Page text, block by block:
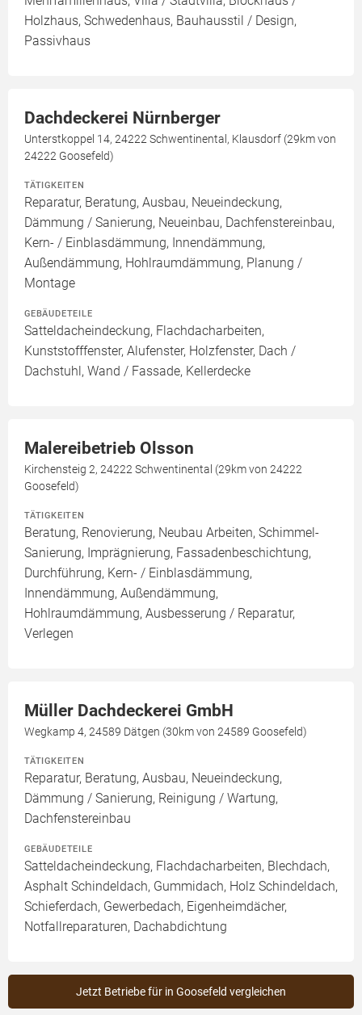
Holzhaus, Schwedenhaus, Bauhausstil / Design,
Passivhaus
Dachdeckerei Nürnberger
Unterstkoppel 14, 24222 Schwentinental, Klausdorf (29km von
24222 Goosefeld)
TÄTIGKEITEN
Reparatur, Beratung, Ausbau, Neueindeckung,
Dämmung / Sanierung, Neueinbau, Dachfenstereinbau,
Kern- / Einblasdämmung, Innendämmung,
Außendämmung, Hohlraumdämmung, Planung /
Montage
GEBÄUDETEILE
Satteldacheindeckung, Flachdacharbeiten,
Kunststofffenster, Alufenster, Holzfenster, Dach /
Dachstuhl, Wand / Fassade, Kellerdecke
Malereibetrieb Olsson
Kirchensteig 2, 24222 Schwentinental (29km von 24222
Goosefeld)
TÄTIGKEITEN
Beratung, Renovierung, Neubau Arbeiten, Schimmel-
Sanierung, Imprägnierung, Fassadenbeschichtung,
Durchführung, Kern- / Einblasdämmung,
Innendämmung, Außendämmung,
Hohlraumdämmung, Ausbesserung / Reparatur,
Verlegen
Müller Dachdeckerei GmbH
Wegkamp 4, 24589 Dätgen (30km von 24589 Goosefeld)
TÄTIGKEITEN
Reparatur, Beratung, Ausbau, Neueindeckung,
Dämmung / Sanierung, Reinigung / Wartung,
Dachfenstereinbau
GEBÄUDETEILE
Satteldacheindeckung, Flachdacharbeiten, Blechdach,
Asphalt Schindeldach, Gummidach, Holz Schindeldach,
Schieferdach, Gewerbedach, Eigenheimdächer,
Notfallreparaturen, Dachabdichtung
Jetzt Betriebe für in Goosefeld vergleichen